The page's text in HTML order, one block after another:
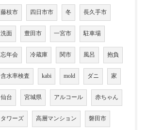
藤枝市 四日市市 冬 長久手市
洗面 豊田市 一宮市 駐車場
忘年会 冷蔵庫 関市 風呂 抱負
含水率検査 kabi mold ダニ 家
仙台 宮城県 アルコール 赤ちゃん
タワーズ 高層マンション 磐田市